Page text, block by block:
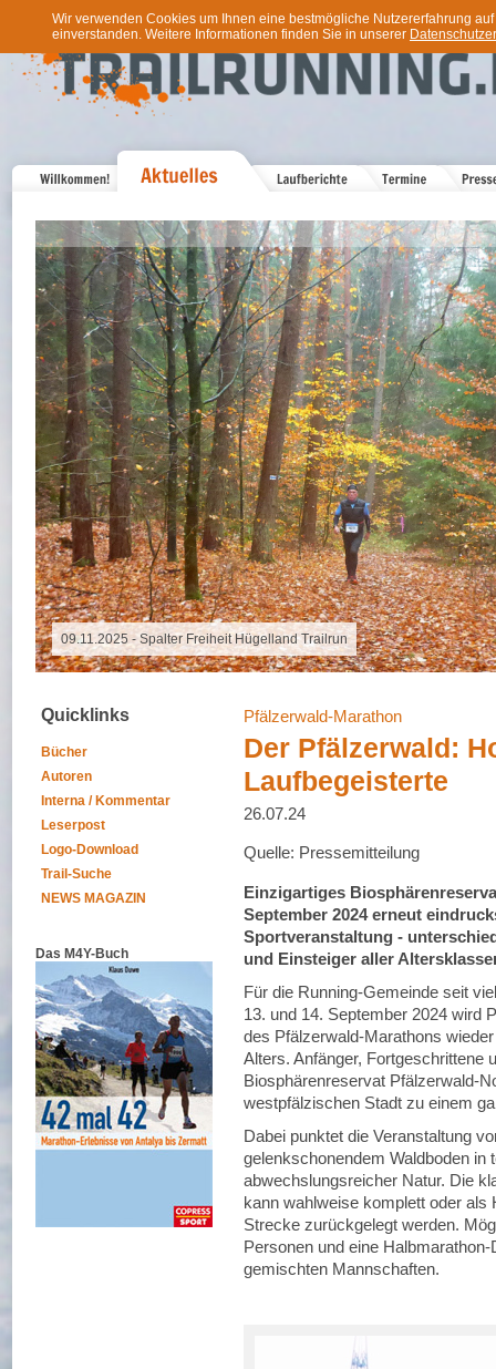
Wir verwenden Cookies um Ihnen eine bestmögliche Nutzererfahrung
einverstanden. Weitere Informationen finden Sie in unserer
16.10.2025 - Grand Raid Reunion
Quicklinks
Bücher
Autoren
Interna / Kommentar
Leserpost
Logo-Download
Trail-Suche
NEWS MAGAZIN
Das M4Y-Buch
Pfälzerwald-Marathon
Der Pfälzerwald:
Laufbegeisterte
26.07.24
Quelle: Pressemitteilung
Einzigartiges
September 2024 erneut
Sportveranstaltung -
und Einsteiger aller
Für die Running-Gemeinde seit
13. und 14. September 2024 wird
des Pfälzerwald-Marathons
Alters. Anfänger, Fortgeschrittene
Biosphärenreservat Pfälzerwald-
westpfälzischen Stadt zu einem
Dabei punktet die Veranstaltung
gelenkschonendem Waldboden in
abwechslungsreicher Natur. Die
kann wahlweise komplett oder als
Strecke zurückgelegt werden.
Personen und eine
gemischten Mannschaften.